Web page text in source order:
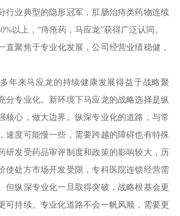
行业典型的隐形冠军，肛肠治痔类药物连续
以上，“痔疮药，马应龙”获得广泛认同。
直聚焦于专业化发展，公司经营业绩稳健，
年来马应龙的持续健康发展得益于战略聚
分专业化。新环境下马应龙的战略选择是纵
核心，做大边界。纵深专业化的道路，与常
速度可能慢一些，需要跨越的障碍也有特殊
研发受药品审评制度和政策的影响较大，历
使处方市场开发受限，专科医院连锁经营需
但纵深专业化一旦取得突破，战略根基会更
可持续。专业化道路不会一帆风顺，需要更